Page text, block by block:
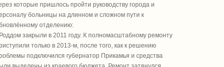
которые пришлось пройти руководству города и
больницы на длинном и сложном пути к
отделению:
закрыли в 2011 году. К полномасштабному ремонту
только в 2013-м, после того, как к решению
подключился губернатор Прикамья и средства